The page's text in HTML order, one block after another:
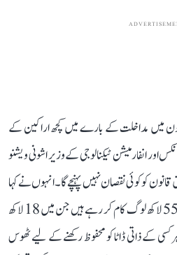
میں مداخلت کے بارے میں کچھ اراکین کے
اور انفارمیشن ٹیکنالوجی کے وزیر اشونی ویشنو
کو کوئی نقصان نہیں پہنچے گا۔ انہوں نے کہا
کہ انفارمیشن ٹیکنالوجی کے شعبے میں 55 لاکھ لوگ کام کر رہے ہیں جن میں 18 لاکھ
کے ذاتی ڈاٹا کو محفوظ رکھنے کے لیے ٹھوس